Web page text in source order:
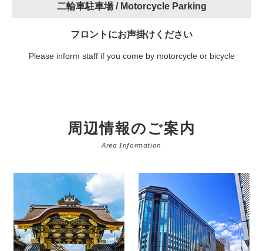
二輪車駐車場 / Motorcycle Parking
フロントにお声掛けください
Please inform staff if you come by motorcycle or bicycle
周辺情報のご案内
Area Information